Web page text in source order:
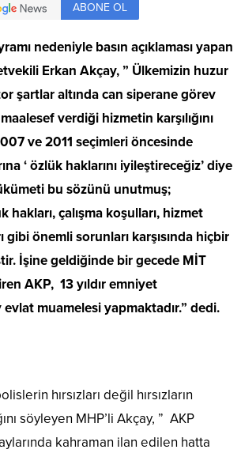
ABONE OL
nedeniyle basın açıklaması yapan
Erkan Akçay, ” Ülkemizin huzur
şartlar altında can siperane görev
verdiği hizmetin karşılığını
ve 2011 seçimleri öncesinde
‘ özlük haklarını iyileştireceğiz’ diye
bu sözünü unutmuş;
hakları, çalışma koşulları, hizmet
gibi önemli sorunları karşısında hiçbir
İşine geldiğinde bir gecede MİT
AKP, 13 yıldır emniyet
evlat muamelesi yapmaktadır.” dedi.
hırsızları değil hırsızların
söyleyen MHP’li Akçay, ” AKP
kahraman ilan edilen hatta